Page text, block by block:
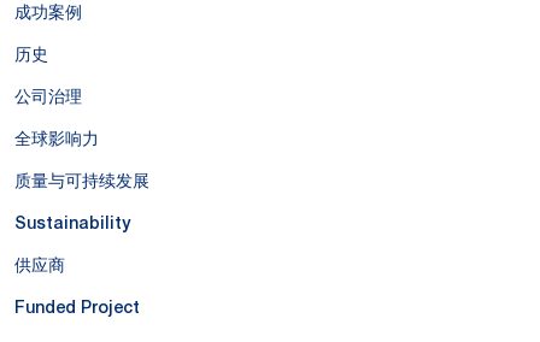
成功案例
历史
公司治理
全球影响力
质量与可持续发展
Sustainability
供应商
Funded Project